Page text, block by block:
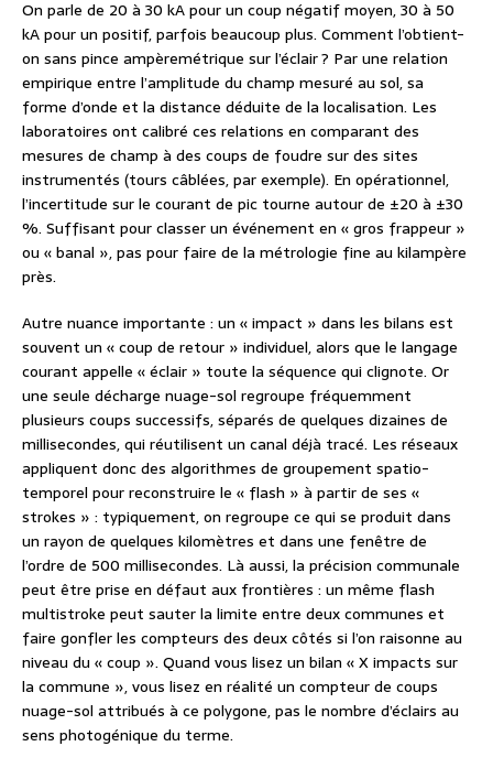
On parle de 20 à 30 kA pour un coup négatif moyen, 30 à 50
kA pour un positif, parfois beaucoup plus. Comment l’obtient-
on sans pince ampèremétrique sur l’éclair ? Par une relation
empirique entre l’amplitude du champ mesuré au sol, sa
forme d’onde et la distance déduite de la localisation. Les
laboratoires ont calibré ces relations en comparant des
mesures de champ à des coups de foudre sur des sites
instrumentés (tours câblées, par exemple). En opérationnel,
l’incertitude sur le courant de pic tourne autour de ±20 à ±30
%. Suffisant pour classer un événement en « gros frappeur »
ou « banal », pas pour faire de la métrologie fine au kilampère
près.
Autre nuance importante : un « impact » dans les bilans est
souvent un « coup de retour » individuel, alors que le langage
courant appelle « éclair » toute la séquence qui clignote. Or
une seule décharge nuage-sol regroupe fréquemment
plusieurs coups successifs, séparés de quelques dizaines de
millisecondes, qui réutilisent un canal déjà tracé. Les réseaux
appliquent donc des algorithmes de groupement spatio-
temporel pour reconstruire le « flash » à partir de ses «
strokes » : typiquement, on regroupe ce qui se produit dans
un rayon de quelques kilomètres et dans une fenêtre de
l’ordre de 500 millisecondes. Là aussi, la précision communale
peut être prise en défaut aux frontières : un même flash
multistroke peut sauter la limite entre deux communes et
faire gonfler les compteurs des deux côtés si l’on raisonne au
niveau du « coup ». Quand vous lisez un bilan « X impacts sur
la commune », vous lisez en réalité un compteur de coups
nuage-sol attribués à ce polygone, pas le nombre d’éclairs au
sens photogénique du terme.